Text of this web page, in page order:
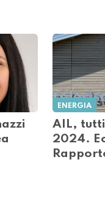
ENERGIA
AIL, tutti
2024.